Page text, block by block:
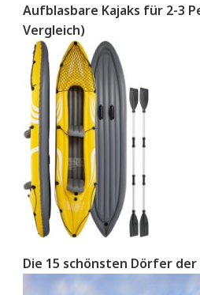
Aufblasbare Kajaks für 2-3
Vergleich)
Die 15 schönsten Dörfer der